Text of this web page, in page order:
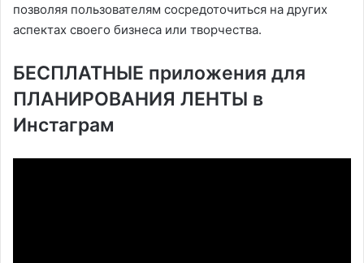
позволяя пользователям сосредоточиться на других
аспектах своего бизнеса или творчества.
БЕСПЛАТНЫЕ приложения для
ПЛАНИРОВАНИЯ ЛЕНТЫ в
Инстаграм